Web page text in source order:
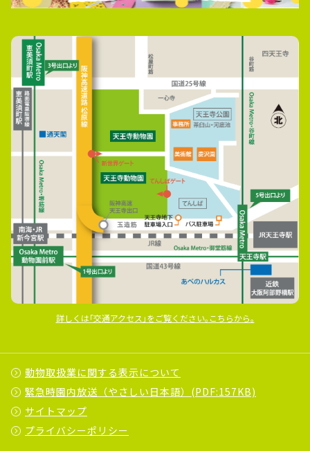
詳しくは｢交通アクセス｣をご覧ください｡こちらから｡
動物取扱業に関する表示について
緊急時園内放送（やさしい日本語）(PDF:157KB)
サイトマップ
プライバシーポリシー